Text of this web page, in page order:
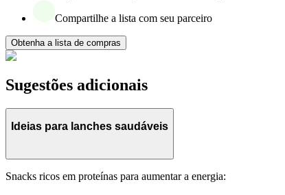
Compartilhe a lista com seu parceiro
Obtenha a lista de compras
Sugestões adicionais
Ideias para lanches saudáveis
Snacks ricos em proteínas para aumentar a energia: